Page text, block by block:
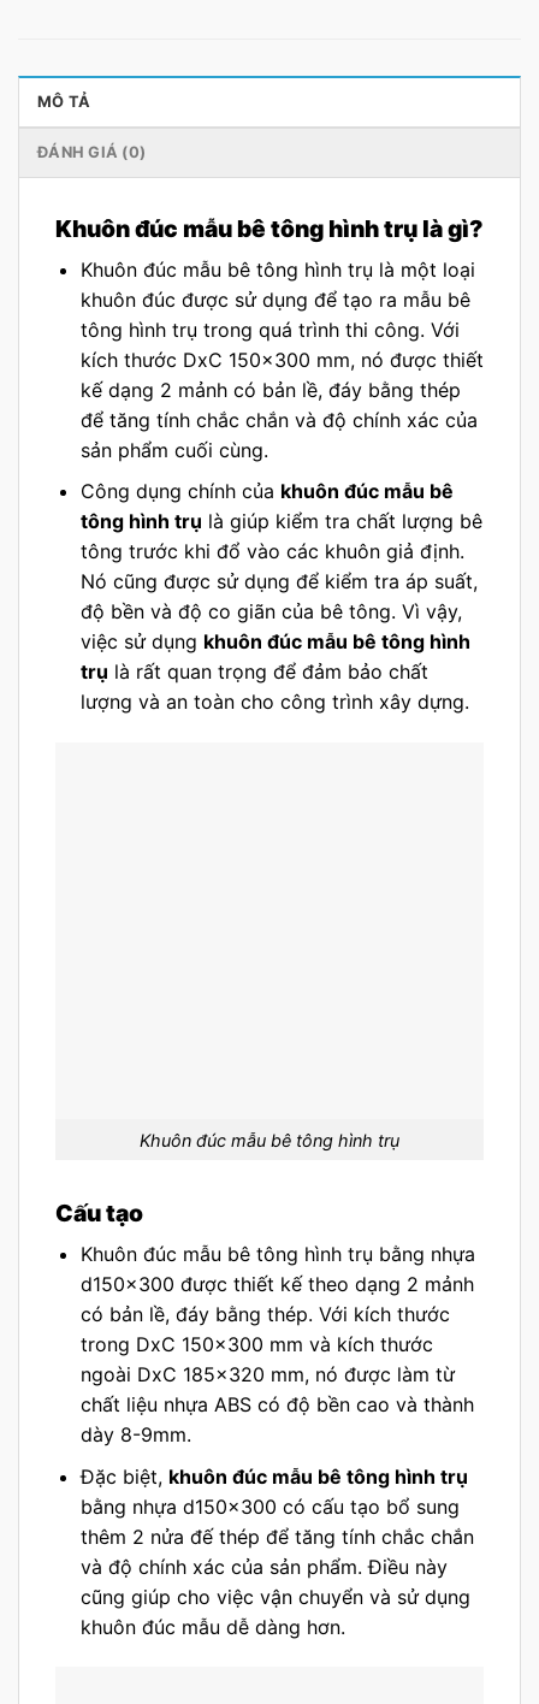
MÔ TẢ
ĐÁNH GIÁ (0)
Khuôn đúc mẫu bê tông hình trụ là gì?
Khuôn đúc mẫu bê tông hình trụ là một loại
khuôn đúc được sử dụng để tạo ra mẫu bê
tông hình trụ trong quá trình thi công. Với
kích thước DxC 150×300 mm, nó được thiết
kế dạng 2 mảnh có bản lề, đáy bằng thép
để tăng tính chắc chắn và độ chính xác của
sản phẩm cuối cùng.
Công dụng chính của khuôn đúc mẫu bê
tông hình trụ là giúp kiểm tra chất lượng bê
tông trước khi đổ vào các khuôn giả định.
Nó cũng được sử dụng để kiểm tra áp suất,
độ bền và độ co giãn của bê tông. Vì vậy,
việc sử dụng khuôn đúc mẫu bê tông hình
trụ là rất quan trọng để đảm bảo chất
lượng và an toàn cho công trình xây dựng.
Khuôn đúc mẫu bê tông hình trụ
Cấu tạo
Khuôn đúc mẫu bê tông hình trụ bằng nhựa
d150x300 được thiết kế theo dạng 2 mảnh
có bản lề, đáy bằng thép. Với kích thước
trong DxC 150×300 mm và kích thước
ngoài DxC 185×320 mm, nó được làm từ
chất liệu nhựa ABS có độ bền cao và thành
dày 8-9mm.
Đặc biệt, khuôn đúc mẫu bê tông hình trụ
bằng nhựa d150x300 có cấu tạo bổ sung
thêm 2 nửa đế thép để tăng tính chắc chắn
và độ chính xác của sản phẩm. Điều này
cũng giúp cho việc vận chuyển và sử dụng
khuôn đúc mẫu dễ dàng hơn.